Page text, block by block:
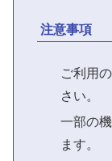
注意事項
ご利用
さい。
一部の
ます。